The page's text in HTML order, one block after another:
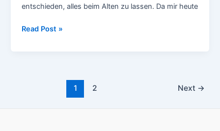
entschieden, alles beim Alten zu lassen. Da mir heute
Termine
Read Post »
1 2 Next →